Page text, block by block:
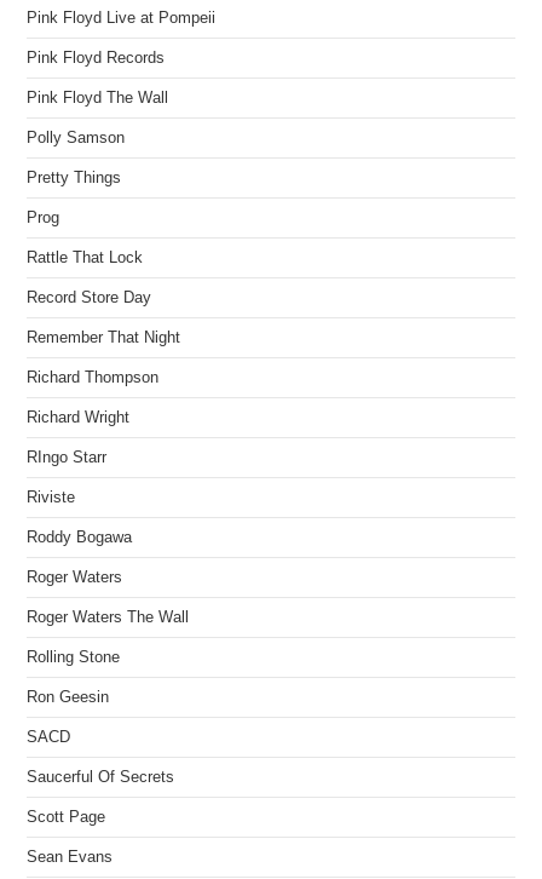
Pink Floyd Live at Pompeii
Pink Floyd Records
Pink Floyd The Wall
Polly Samson
Pretty Things
Prog
Rattle That Lock
Record Store Day
Remember That Night
Richard Thompson
Richard Wright
RIngo Starr
Riviste
Roddy Bogawa
Roger Waters
Roger Waters The Wall
Rolling Stone
Ron Geesin
SACD
Saucerful Of Secrets
Scott Page
Sean Evans